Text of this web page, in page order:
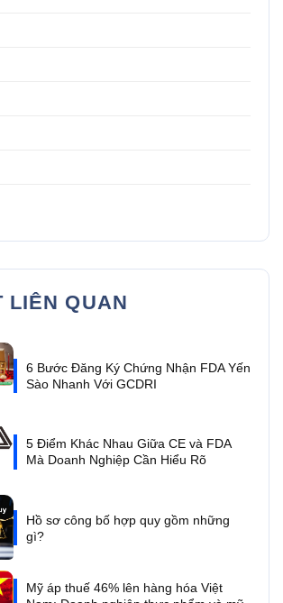
LIÊN QUAN
6 Bước Đăng Ký Chứng Nhận FDA Yến
Sào Nhanh Với GCDRI
5 Điểm Khác Nhau Giữa CE và FDA
Mà Doanh Nghiệp Cần Hiểu Rõ
Hồ sơ công bố hợp quy gồm những
gì?
Mỹ áp thuế 46% lên hàng hóa Việt